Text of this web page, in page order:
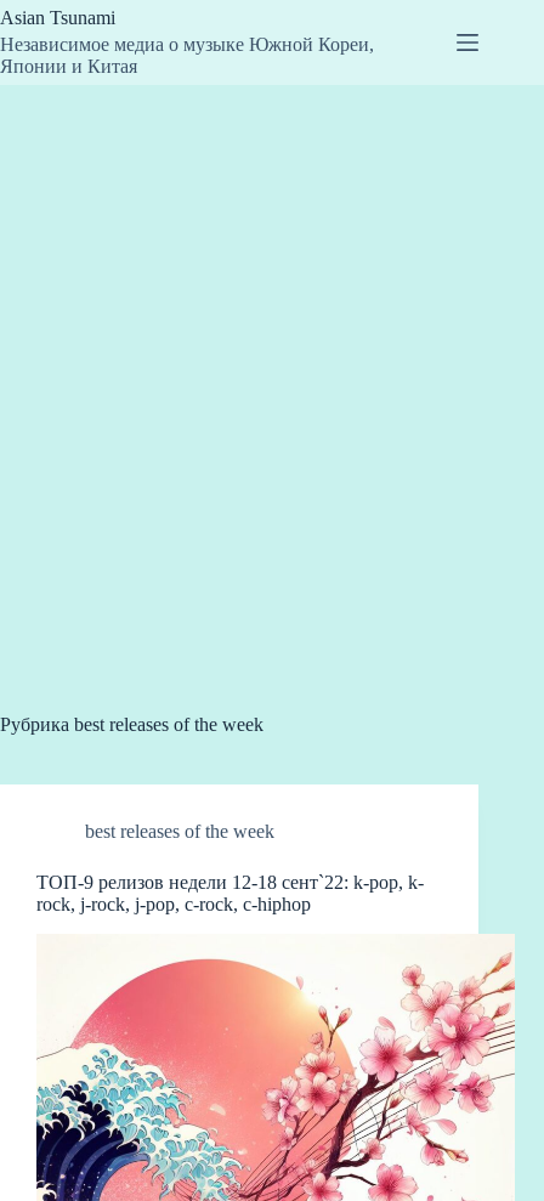
Перейти
к
сути
Asian Tsunami
Независимое медиа о музыке Южной Кореи,
Японии и Китая
Рубрика best releases of the week
best releases of the week
ТОП-9 релизов недели 12-18 сент`22: k-pop, k-
rock, j-rock, j-pop, c-rock, c-hiphop